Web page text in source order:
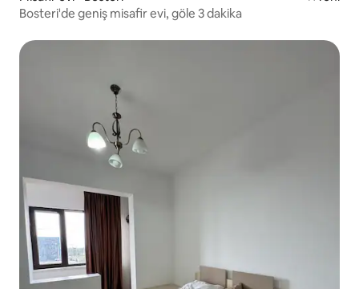
Bosteri'de geniş misafir evi, göle 3 dakika